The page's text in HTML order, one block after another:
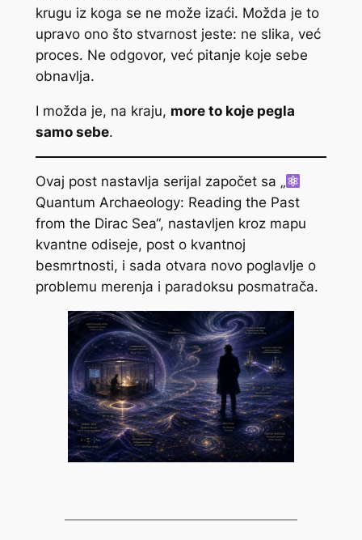
krugu iz koga se ne može izaći. Možda je to
upravo ono što stvarnost jeste: ne slika, već
proces. Ne odgovor, već pitanje koje sebe
obnavlja.
I možda je, na kraju, more to koje pegla
samo sebe.
Ovaj post nastavlja serijal započet sa „
Quantum Archaeology: Reading the Past
from the Dirac Sea“, nastavljen kroz mapu
kvantne odiseje, post o kvantnoj
besmrtnosti, i sada otvara novo poglavlje o
problemu merenja i paradoksu posmatrača.